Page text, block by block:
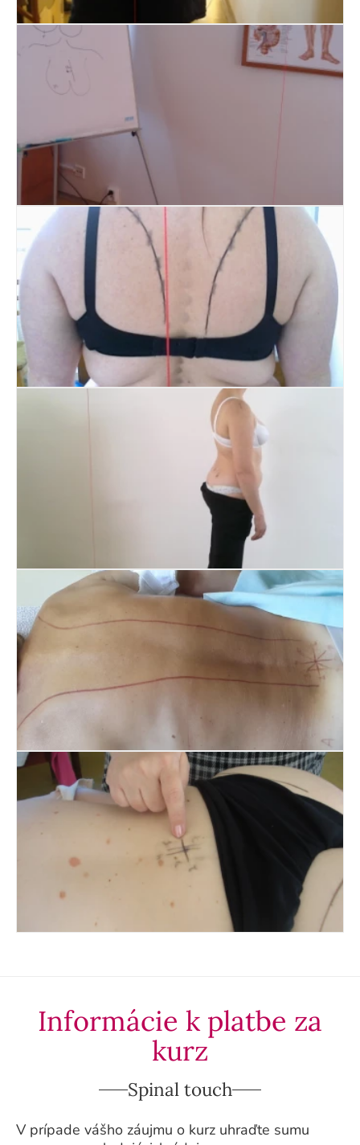
Informácie k platbe za
kurz
Spinal touch
V prípade vášho záujmu o kurz uhraďte sumu